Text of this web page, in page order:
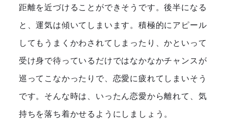
距離を近づけることができそうです。後半になる
と、運気は傾いてしまいます。積極的にアピール
してもうまくかわされてしまったり、かといって
受け身で待っているだけではなかなかチャンスが
巡ってこなかったりで、恋愛に疲れてしまいそう
です。そんな時は、いったん恋愛から離れて、気
持ちを落ち着かせるようにしましょう。